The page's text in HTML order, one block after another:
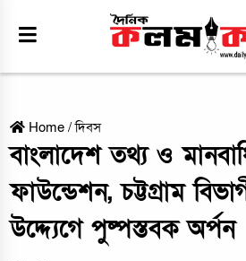
Home /দিবস
বাংলাদেশ তথ্য ও
ফাউন্ডেশন, চট্টগ্রাম
উদ্দ্যেগে পুষ্পস্তবক অর্পন